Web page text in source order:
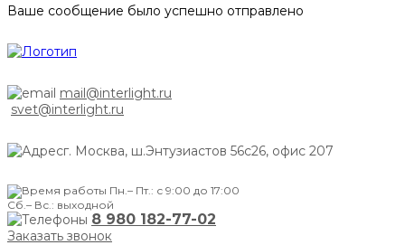
Ваше сообщение было успешно отправлено
mail@interlight.ru
svet@interlight.ru
г. Москва, ш.Энтузиастов 56с26, офис 207
Пн.– Пт.: с 9:00 до 17:00
Сб.– Вс.: выходной
8 980 182-77-02
Заказать звонок